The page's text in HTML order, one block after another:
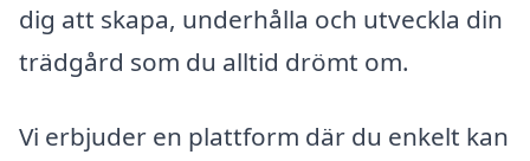
dig att skapa, underhålla och utveckla din
trädgård som du alltid drömt om.
Vi erbjuder en plattform där du enkelt kan